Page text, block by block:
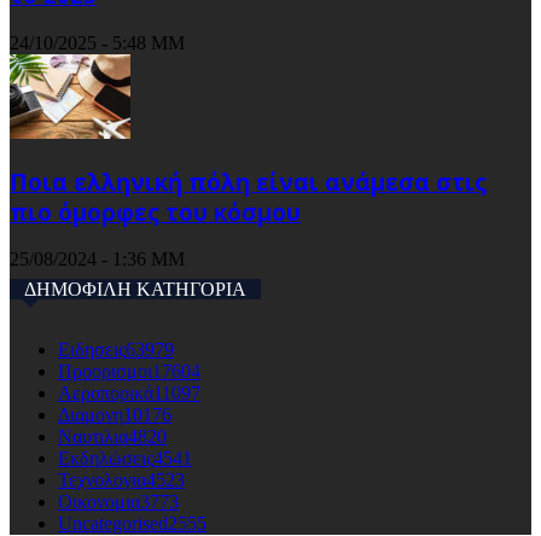
24/10/2025 - 5:48 ΜΜ
Ποια ελληνική πόλη είναι ανάμεσα στις
πιο όμορφες του κόσμου
25/08/2024 - 1:36 ΜΜ
ΔΗΜΟΦΙΛΗ ΚΑΤΗΓΟΡΙΑ
Ειδησεις63979
Προορισμοι17604
Αεροπορικά11097
Διαμονη10176
Ναυτιλια4820
Εκδηλώσεις4541
Τεχνολογια4523
Οικονομια3773
Uncategorised2555